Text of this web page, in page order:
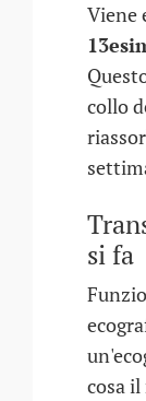
Viene
collo
si fa
cosa